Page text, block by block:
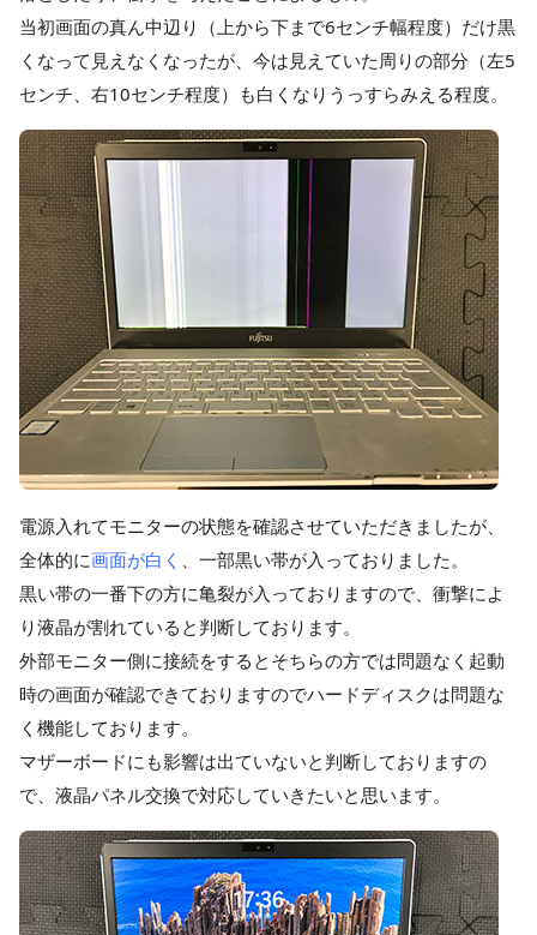
当初画面の真ん中辺り（上から下まで6センチ幅程度）だけ黒
くなって見えなくなったが、今は見えていた周りの部分（左5
センチ、右10センチ程度）も白くなりうっすらみえる程度。
電源入れてモニターの状態を確認させていただきましたが、
全体的に画面が白く 、一部黒い帯が入っておりました。
黒い帯の一番下の方に亀裂が入っておりますので、衝撃によ
り液晶が割れていると判断しております。
外部モニター側に接続をするとそちらの方では問題なく起動
時の画面が確認できておりますのでハードディスクは問題な
く機能しております。
マザーボードにも影響は出ていないと判断しておりますの
で、液晶パネル交換で対応していきたいと思います。